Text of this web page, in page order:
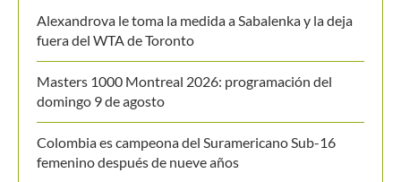
Alexandrova le toma la medida a Sabalenka y la deja
fuera del WTA de Toronto
Masters 1000 Montreal 2026: programación del
domingo 9 de agosto
Colombia es campeona del Suramericano Sub-16
femenino después de nueve años